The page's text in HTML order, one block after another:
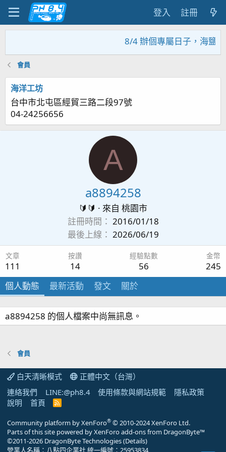
登入 註冊
8/4 辦個專屬日子，海鹽
會員
海洋工坊
台中市北屯區經貿三路二段97號
04-24256656
A
a8894258
🔰🔰 · 來自 桃園市
註冊時間
2016/01/18
最後上線
2026/06/19
文章
111
按讚
14
經驗點數
56
金幣
245
個人動態
最新活動 發文 關於
a8894258 的個人檔案中尚無訊息。
會員
白天清晰模式
正體中文（台灣）
連絡我們
LINE:@ph8.4 使用條款與網站規範
隱私政策
說明
首頁
R
Community platform by XenForo® © 2010-2024 XenForo Ltd.
Parts of this site powered byXenForo add-ons from DragonByte™
©2011-2026 DragonByte Technologies(Details)
營業人名稱：八點四企業社 統一編號：25953834